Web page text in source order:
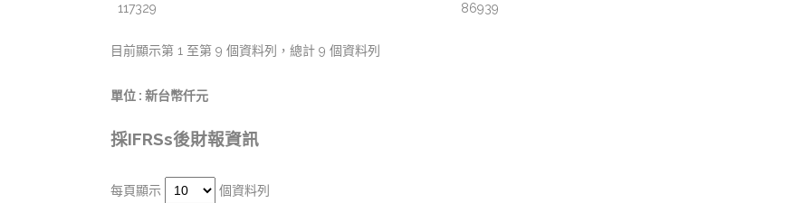
117329 86939
目前顯示第 1 至第 9 個資料列，總計 9 個資料列
單位 : 新台幣仟元
採IFRSs後財報資訊
每頁顯示 個資料列